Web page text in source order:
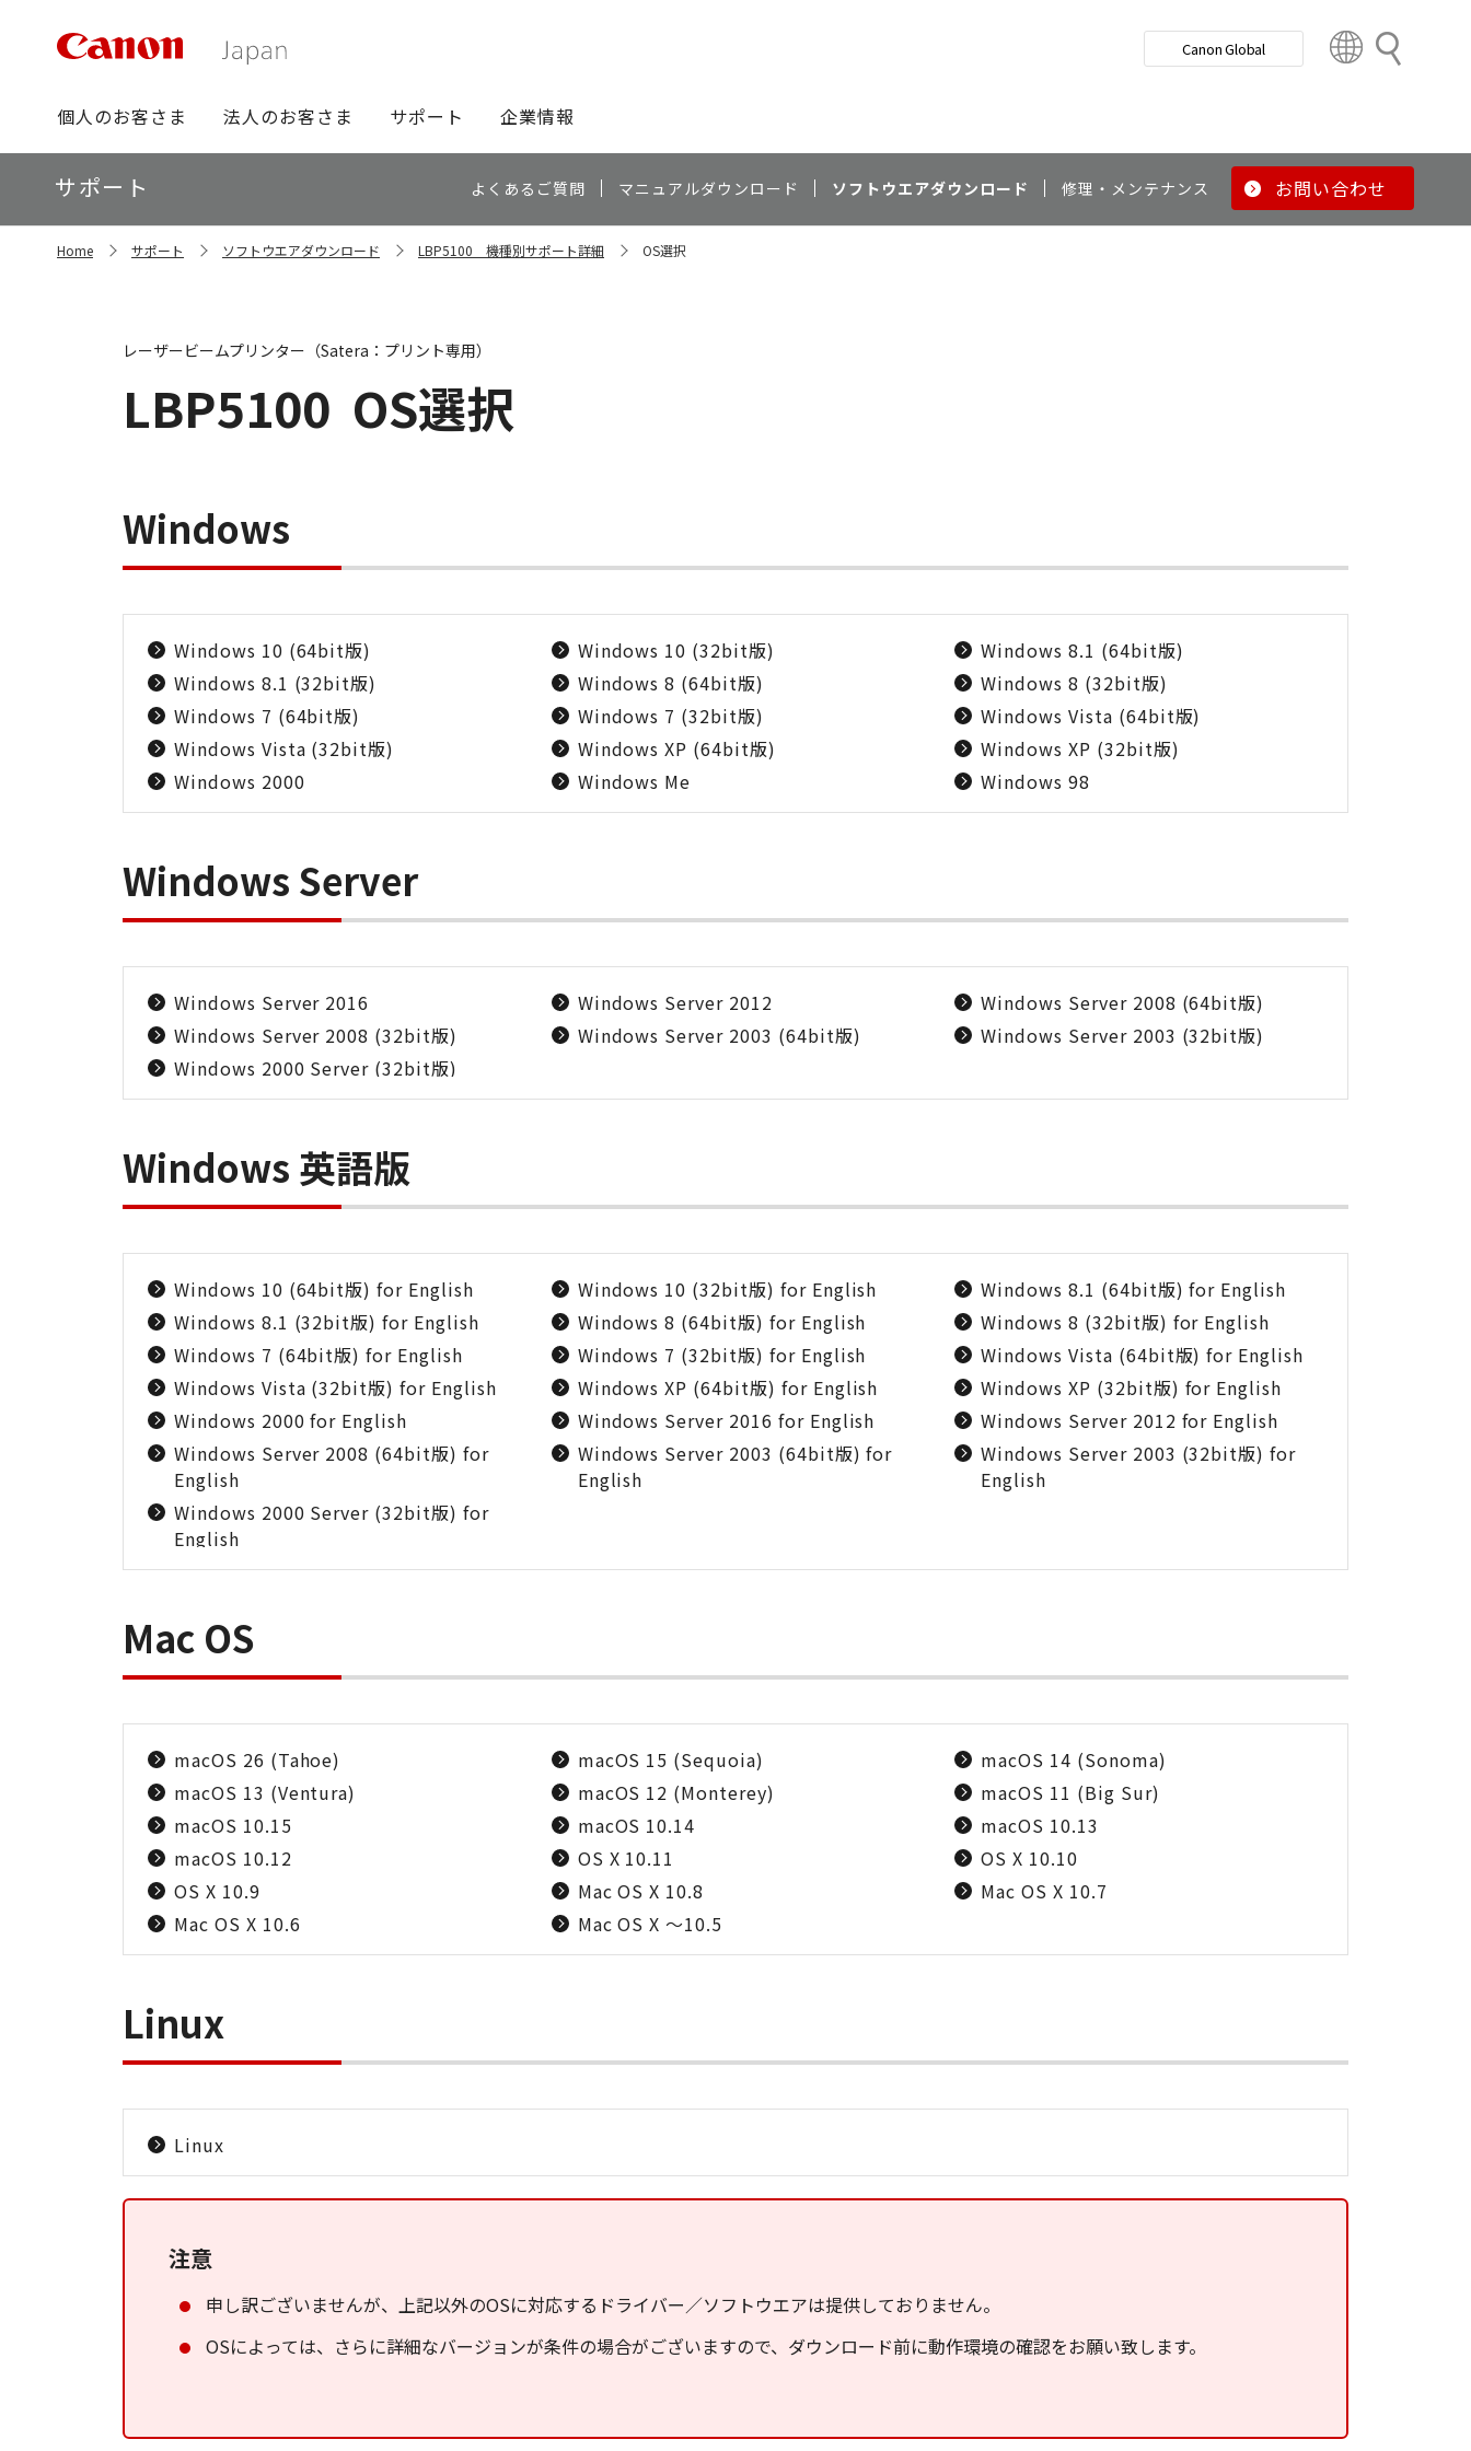
検
グ
ロ
ー
バ
ビ
個人のお客さま 法人のお客さま サポート 企業情報
Canon Global
t
y
ロ
ー
カ
ル
サポート よくあるご質問 マニュアルダウンロード ソフトウエアダウンロード 修理・メンテナンス お問い合わせ
Home サポート ソフトウエアダウンロード LBP5100 機種別サポート詳細 OS選択
LBP5100 OS選択
レーザービームプリンター（Satera：プリント専用）
Windows
Windows 10 (64bit版) Windows 10 (32bit版)
Windows 8.1 (64bit版)
Windows 8.1 (32bit版)
Windows 8 (64bit版)
Windows 8 (32bit版)
Windows 7 (64bit版)
Windows 7 (32bit版)
Windows Vista (64bit版)
Windows Vista (32bit版)
Windows XP (64bit版)
Windows XP (32bit版)
Windows 2000
Windows Me Windows 98
Windows Server
Windows Server 2016 Windows Server 2012
Windows Server 2008 (64bit版)
Windows Server 2008 (32bit版)
Windows Server 2003 (64bit版)
Windows Server 2003 (32bit版)
Windows 2000 Server (32bit版)
Windows 英語版
Windows 10 (64bit版) for English Windows 10 (32bit版) for English
Windows 8.1 (64bit版) for English
Windows 8.1 (32bit版) for English
Windows 8 (64bit版) for English
Windows 8 (32bit版) for English
Windows 7 (64bit版) for English
Windows 7 (32bit版) for English
Windows Vista (64bit版) for English
Windows Vista (32bit版) for English
Windows XP (64bit版) for English
Windows XP (32bit版) for English
Windows 2000 for English
Windows Server 2016 for English
Windows Server 2012 for English
Windows Server 2008 (64bit版) for
English
Windows Server 2003 (64bit版) for
English
Windows Server 2003 (32bit版) for
English
Windows 2000 Server (32bit版) for
English
Mac OS
macOS 26 (Tahoe) macOS 15 (Sequoia)
macOS 14 (Sonoma)
macOS 13 (Ventura)
macOS 12 (Monterey)
macOS 11 (Big Sur)
macOS 10.15
macOS 10.14
macOS 10.13
macOS 10.12
OS X 10.11
OS X 10.10
OS X 10.9
Mac OS X 10.8
Mac OS X 10.7
Mac OS X 10.6
Mac OS X ～10.5
Linux
Linux
注意
申し訳ございませんが、上記以外のOSに対応するドライバー／ソフトウエアは提供しておりません。
OSによっては、さらに詳細なバージョンが条件の場合がございますので、ダウンロード前に動作環境の確認をお願い致します。